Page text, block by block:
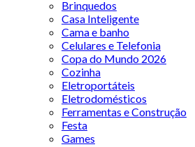
Brinquedos
Casa Inteligente
Cama e banho
Celulares e Telefonia
Copa do Mundo 2026
Cozinha
Eletroportáteis
Eletrodomésticos
Ferramentas e Construção
Festa
Games